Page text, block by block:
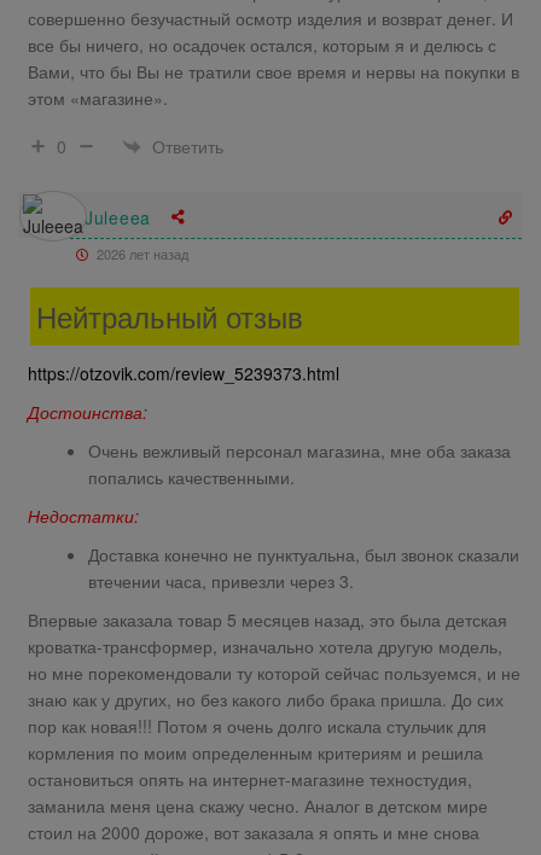
совершенно безучастный осмотр изделия и возврат денег. И
все бы ничего, но осадочек остался, которым я и делюсь с
Вами, что бы Вы не тратили свое время и нервы на покупки в
этом «магазине».
0
Ответить
Juleeea
2026 лет назад
Нейтральный отзыв
https://otzovik.com/review_5239373.html
Достоинства:
Очень вежливый персонал магазина, мне оба заказа
попались качественными.
Недостатки:
Доставка конечно не пунктуальна, был звонок сказали
втечении часа, привезли через 3.
Впервые заказала товар 5 месяцев назад, это была детская
кроватка-трансформер, изначально хотела другую модель,
но мне порекомендовали ту которой сейчас пользуемся, и не
знаю как у других, но без какого либо брака пришла. До сих
пор как новая!!! Потом я очень долго искала стульчик для
кормления по моим определенным критериям и решила
остановиться опять на интернет-магазине техностудия,
заманила меня цена скажу чесно. Аналог в детском мире
стоил на 2000 дороже, вот заказала я опять и мне снова